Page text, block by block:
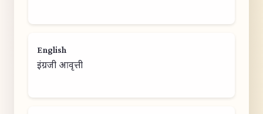
English
इंग्रजी आवृत्ती